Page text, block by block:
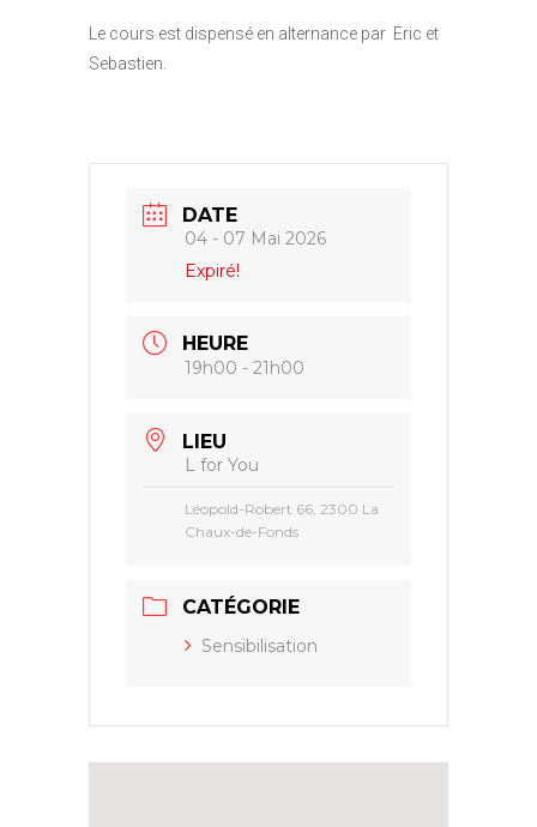
Le cours est dispensé en alternance par Eric et
Sebastien.
DATE
04 - 07 Mai 2026
Expiré!
HEURE
19h00 - 21h00
LIEU
L for You
Léopold-Robert 66, 2300 La
Chaux-de-Fonds
CATÉGORIE
Sensibilisation